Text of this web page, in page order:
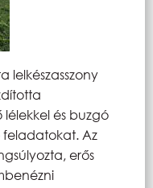
lelkészasszony
és buzgó
feladatokat. Az
erős